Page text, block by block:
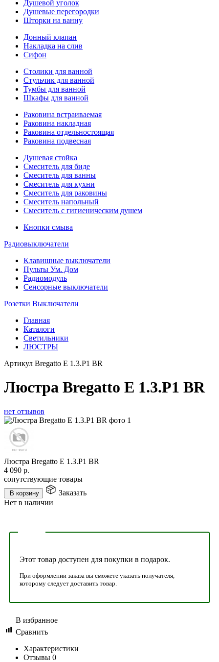
Душевой уголок
Душевые перегородки
Шторки на ванну
Донный клапан
Накладка на слив
Сифон
Столики для ванной
Стульчик для ванной
Тумбы для ванной
Шкафы для ванной
Раковина встраиваемая
Раковина накладная
Раковина отдельностоящая
Раковина подвесная
Душевая стойка
Смеситель для биде
Смеситель для ванны
Смеситель для кухни
Смеситель для раковины
Смеситель напольный
Смеситель с гигиеническим душем
Кнопки смыва
Радиовыключатели
Клавишные выключатели
Пульты Ум. Дом
Радиомодуль
Сенсорные выключатели
Розетки Выключатели
Главная
Каталоги
Светильники
ЛЮСТРЫ
Артикул Bregatto E 1.3.P1 BR
Люстра Bregatto E 1.3.P1 BR
нет отзывов
Люстра Bregatto E 1.3.P1 BR
4 090 р.
сопутствующие товары
В корзину
Заказать
Нет в наличии
Этот товар доступен для покупки в подарок.
При оформлении заказа вы сможете указать получателя,
которому следует доставить товар.
В избранное
Сравнить
Характеристики
Отзывы 0